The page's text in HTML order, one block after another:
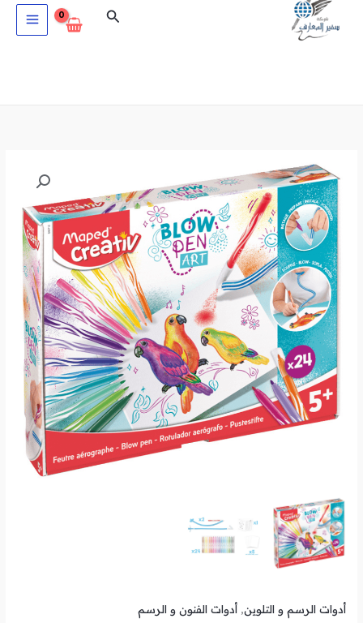
البحث
أدوات الرسم و التلوين,أدوات الفنون و الرسم
كمية
خطاط
24
لون
مع
رشاش
MAPED
CREATIV